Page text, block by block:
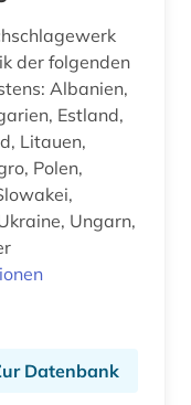
der folgenden
Estland,
Litauen,
Polen,
Ungarn,
Datenbank